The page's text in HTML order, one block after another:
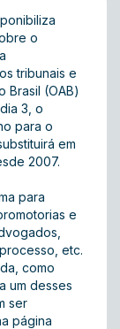
o
tribunais e
Brasil (OAB)
3, o
para o
em
2007.
para
e
etc.
como
um desses
ser
página